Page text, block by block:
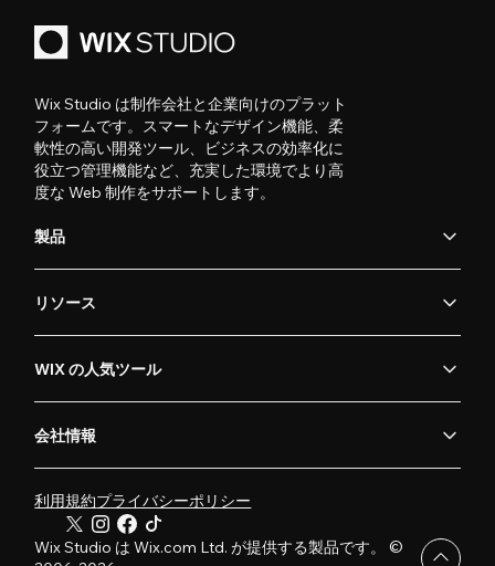
Wix Studio は制作会社と企業向けのプラット
フォームです。スマートなデザイン機能、柔
軟性の高い開発ツール、ビジネスの効率化に
役立つ管理機能など、充実した環境でより高
度な Web 制作をサポートします。
製品
リソース
WIX の人気ツール
会社情報
利用規約プライバシーポリシー
Wix Studio は Wix.com Ltd. が提供する製品です。 ©